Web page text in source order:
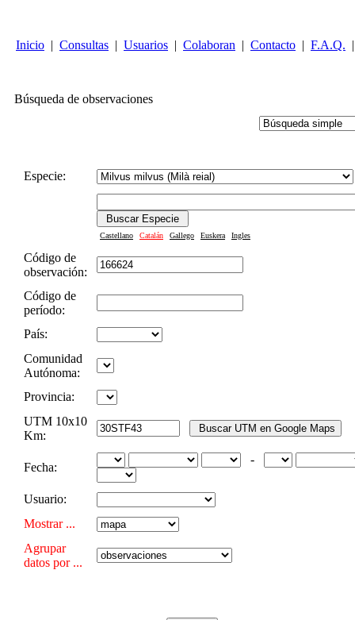
Inicio | Consultas | Usuarios | Colaboran | Contacto | F.A.Q. |
Búsqueda de observaciones
Especie:
Castellano Catalán Gallego Euskera Ingles
Código de
observación:
Código de
período:
País:
Comunidad
Autónoma:
Provincia:
UTM 10x10
Km:
Fecha:
-
Usuario:
Mostrar ...
Agrupar
datos por ...